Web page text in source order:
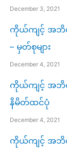
December 3, 2021
ကိုယ်ကျင့် အဘိဓမ္
– မှတ်စုများ
December 4, 2021
ကိုယ်ကျင့် အဘိဓမ္
နိမိတ်ထင်ပုံ
December 4, 2021
ကိုယ်ကျင့် အဘိဓ